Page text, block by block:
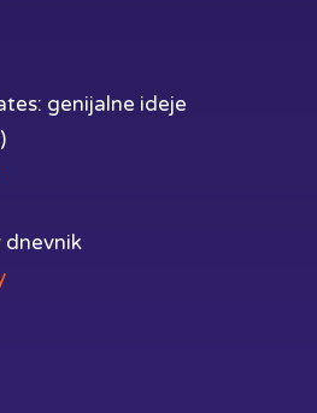
genijalne ideje
dnevnik